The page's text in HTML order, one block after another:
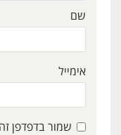
שם
אימייל
שמור בדפדפן